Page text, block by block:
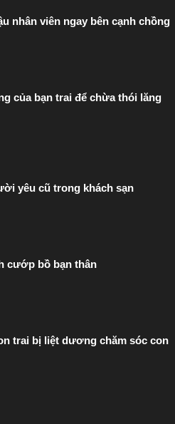
nhân viên ngay bên cạnh chồng
của bạn trai để chừa thói lăng
yêu cũ trong khách sạn
cướp bồ bạn thân
trai bị liệt dương chăm sóc con